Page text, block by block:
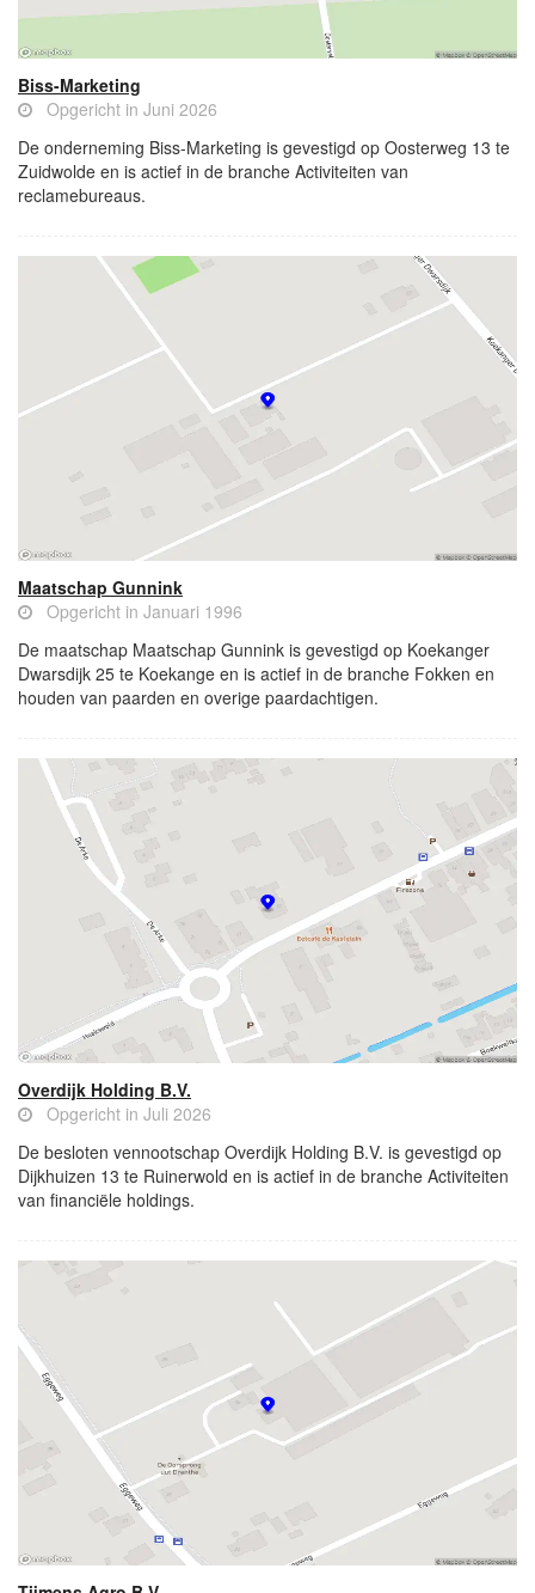
Biss-Marketing
Opgericht in Juni 2026
De onderneming Biss-Marketing is gevestigd op Oosterweg 13 te
Zuidwolde en is actief in de branche Activiteiten van
reclamebureaus.
Maatschap Gunnink
Opgericht in Januari 1996
De maatschap Maatschap Gunnink is gevestigd op Koekanger
Dwarsdijk 25 te Koekange en is actief in de branche Fokken en
houden van paarden en overige paardachtigen.
Overdijk Holding B.V.
Opgericht in Juli 2026
De besloten vennootschap Overdijk Holding B.V. is gevestigd op
Dijkhuizen 13 te Ruinerwold en is actief in de branche Activiteiten
van financiële holdings.